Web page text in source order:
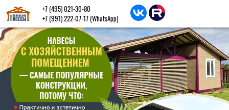
+7 (495) 021-30-80
+7 (991) 222-07-17 (WhatsApp)